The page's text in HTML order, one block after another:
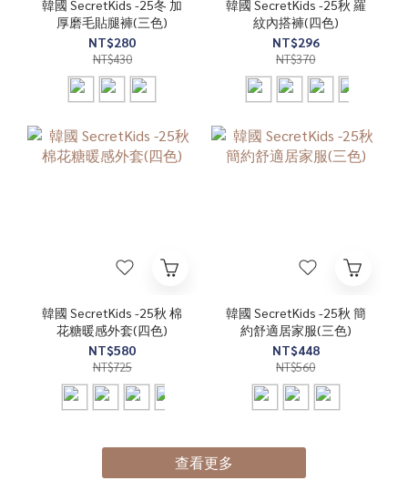
韓國 SecretKids -25冬 加
厚磨毛貼腿褲(三色)
NT$280
NT$430
韓國 SecretKids -25秋 羅
紋內搭褲(四色)
NT$296
NT$370
韓國 SecretKids -25秋 棉
花糖暖感外套(四色)
NT$580
NT$725
韓國 SecretKids -25秋 簡
約舒適居家服(三色)
NT$448
NT$560
查看更多